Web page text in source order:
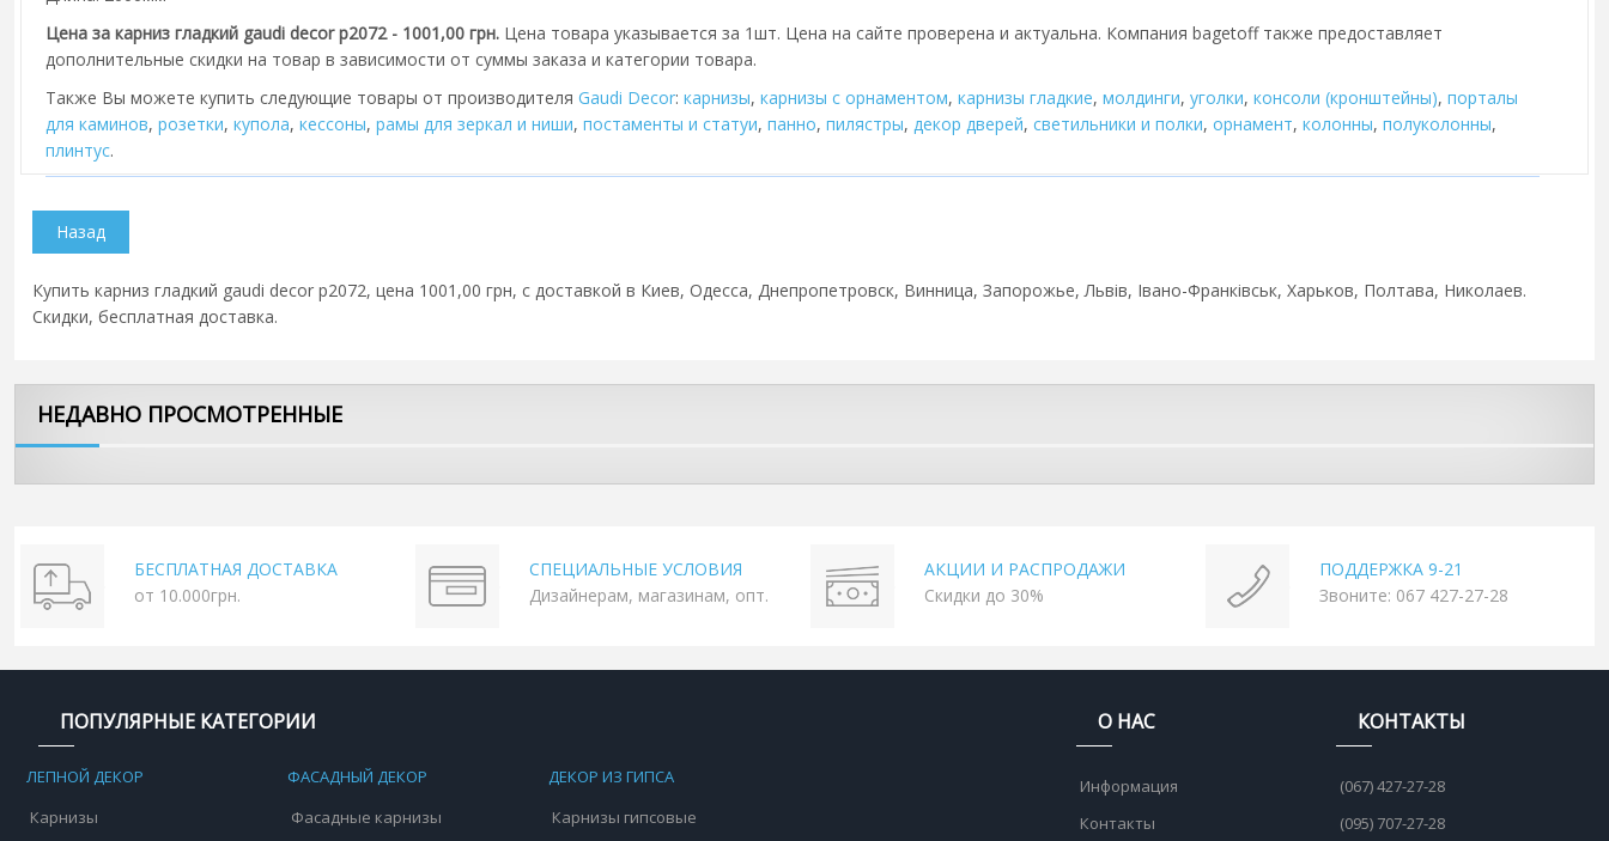
Цена за карниз гладкий gaudi decor p2072 - 1001,00 грн. Цена товара указывается за 1шт. Цена на сайте проверена и актуальна. Компания bagetoff также предоставляет
дополнительные скидки на товар в зависимости от суммы заказа и категории товара.
Также Вы можете купить следующие товары от производителя Gaudi Decor: карнизы, карнизы с орнаментом, карнизы гладкие, молдинги, уголки, консоли (кронштейны), порталы
для каминов, розетки, купола, кессоны, рамы для зеркал и ниши, постаменты и статуи, панно, пилястры, декор дверей, cветильники и полки, орнамент, колонны, полуколонны,
плинтус.
Купить карниз гладкий gaudi decor p2072, цена 1001,00 грн, с доставкой в Киев, Одесса, Днепропетровск, Винница, Запорожье, Львів, Івано-Франківськ, Харьков, Полтава, Николаев.
Скидки, бесплатная доставка.
НЕДАВНО ПРОСМОТРЕННЫЕ
БЕСПЛАТНАЯ ДОСТАВКА
от 10.000грн.
СПЕЦИАЛЬНЫЕ УСЛОВИЯ
Дизайнерам, магазинам, опт.
АКЦИИ И РАСПРОДАЖИ
Скидки до 30%
ПОДДЕРЖКА 9-21
Звоните: 067 427-27-28
ПОПУЛЯРНЫЕ КАТЕГОРИИ
ЛЕПНОЙ ДЕКОР
Карнизы
ФАСАДНЫЙ ДЕКОР
Фасадные карнизы
ДЕКОР ИЗ ГИПСА
Карнизы гипсовые
О НАС
Информация
Контакты
КОНТАКТЫ
(067) 427-27-28
(095) 707-27-28